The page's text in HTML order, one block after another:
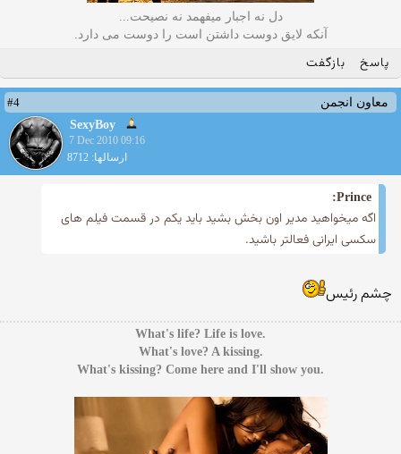
دل نه اجبار میفهمد نه نصیحت...
آنکه لایق دوست داشتن است را دوست می دارد.
پاسخ بازگفت
معاون انجمن
#4
SexyBoy
7 Dec 2010 09:16
ارسالها: 8712
Prince:
اگه میخواهید مدیر اون بخش بشید باید یكم در قسمت فیلم های
سكسی ایرانی فعالتر باشید.
چشم رئیس
.What's life? Life is love
.What's love? A kissing
.What's kissing? Come here and I'll show you